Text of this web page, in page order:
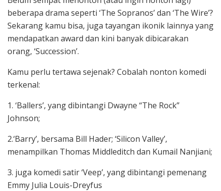
beberapa drama seperti ‘The Sopranos’ dan ‘The Wire’?
Sekarang kamu bisa, juga tayangan ikonik lainnya yang
mendapatkan award dan kini banyak dibicarakan
orang, ‘Succession’.
Kamu perlu tertawa sejenak? Cobalah nonton komedi
terkenal:
1. ‘Ballers’, yang dibintangi Dwayne “The Rock”
Johnson;
2.‘Barry’, bersama Bill Hader; ‘Silicon Valley’,
menampilkan Thomas Middleditch dan Kumail Nanjiani;
3. juga komedi satir ‘Veep’, yang dibintangi pemenang
Emmy Julia Louis-Dreyfus